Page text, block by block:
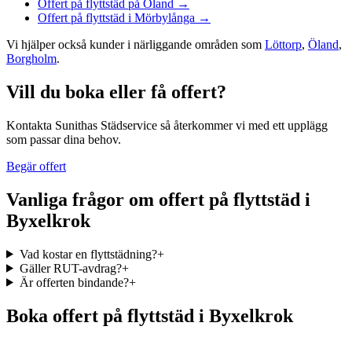
Offert på flyttstäd på Öland →
Offert på flyttstäd i Mörbylånga →
Vi hjälper också kunder i närliggande områden som Löttorp, Öland,
Borgholm.
Vill du boka eller få offert?
Kontakta Sunithas Städservice så återkommer vi med ett upplägg
som passar dina behov.
Begär offert
Vanliga frågor om offert på flyttstäd i
Byxelkrok
Vad kostar en flyttstädning?+
Gäller RUT-avdrag?+
Är offerten bindande?+
Boka offert på flyttstäd i Byxelkrok